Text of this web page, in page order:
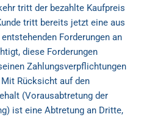
tritt der bezahlte Kaufpreis
tritt bereits jetzt eine aus
Forderungen an
diese Forderungen
Zahlungsverpflichtungen
Rücksicht auf den
(Vorausabtretung der
ist eine Abtretung an Dritte,